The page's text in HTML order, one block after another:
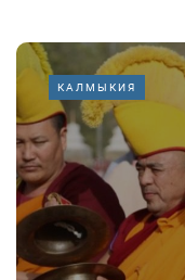
КАЛМЫКИЯ